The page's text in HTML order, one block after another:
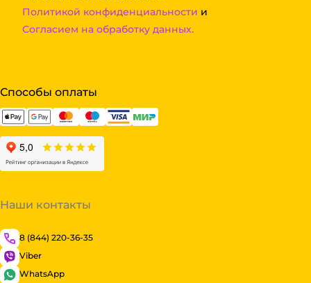
Политикой конфиденциальности и
Согласием на обработку данных.
Способы оплаты
Наши контакты
8 (844) 220-36-35
Viber
WhatsApp